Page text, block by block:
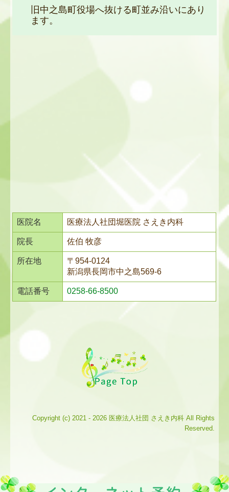
旧中之島町役場へ抜ける町並み沿いにあり
ます。
医院名 医療法人社団堀医院 さえき内科
院長 佐伯 牧彦
所在地
〒954-0124
新潟県長岡市中之島569-6
電話番号 0258-66-8500
Copyright (c) 2021 - 2026 医療法人社団 さえき内科 All Rights
Reserved.